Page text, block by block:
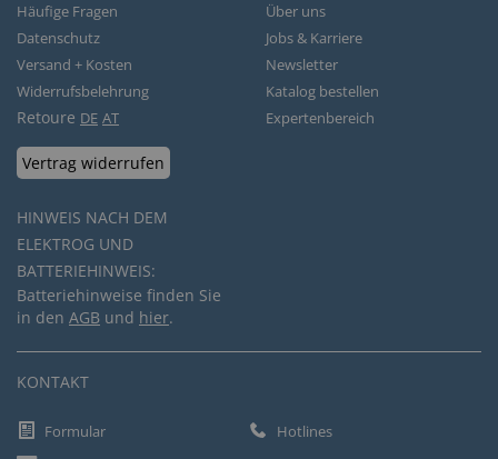
Häufige Fragen
Datenschutz
Versand + Kosten
Widerrufsbelehrung
Retoure DE AT
Vertrag widerrufen
HINWEIS NACH DEM
ELEKTROG UND
BATTERIEHINWEIS:
Batteriehinweise finden Sie
in den AGB und hier.
Über uns
Jobs & Karriere
Newsletter
Katalog bestellen
Expertenbereich
KONTAKT
Formular
Hotlines